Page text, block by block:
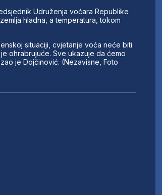
Udruženja voćara Republike
hladna, a temperatura, tokom
situaciji, cvjetanje voća neće biti
ohrabrujuće. Sve ukazuje da ćemo
je Dojčinović. (Nezavisne, Foto